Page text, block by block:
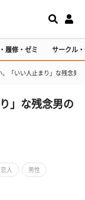
履修・ゼミ サークル
。「いい人止まり」な残念男
」な残念男の
恋人 男性